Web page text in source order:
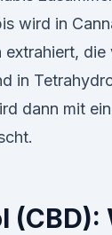
wird in
die
in
dann mit